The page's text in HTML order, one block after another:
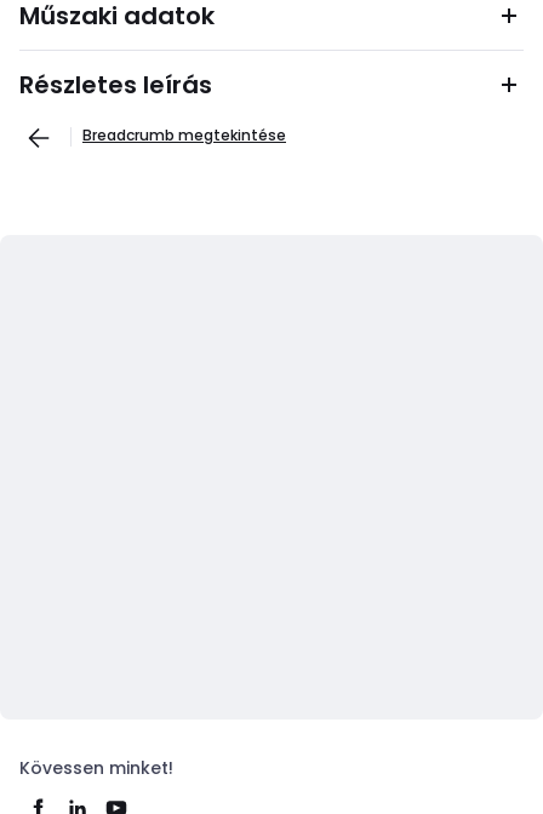
Műszaki adatok
Részletes leírás
Breadcrumb megtekintése
Kövessen minket!